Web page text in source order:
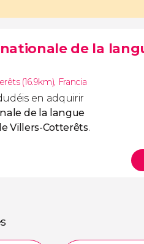
de la
(16.9km), Francia
en adquirir
de la langue
Villers-Cotterêts.